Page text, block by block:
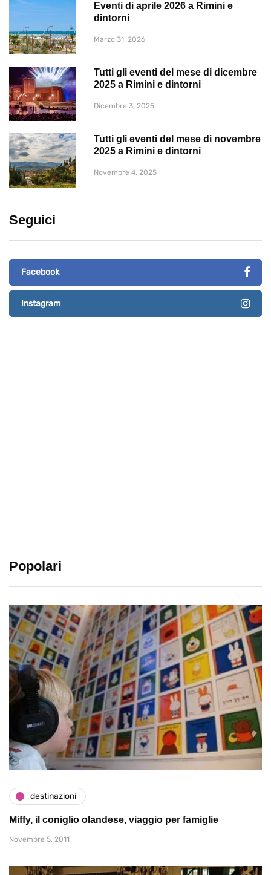
Eventi di aprile 2026 a Rimini e
dintorni
Marzo 31, 2026
Tutti gli eventi del mese di dicembre
2025 a Rimini e dintorni
Dicembre 3, 2025
Tutti gli eventi del mese di novembre
2025 a Rimini e dintorni
Novembre 4, 2025
Seguici
Facebook
Instagram
Popolari
destinazioni
Miffy, il coniglio olandese, viaggio per famiglie
Novembre 5, 2011